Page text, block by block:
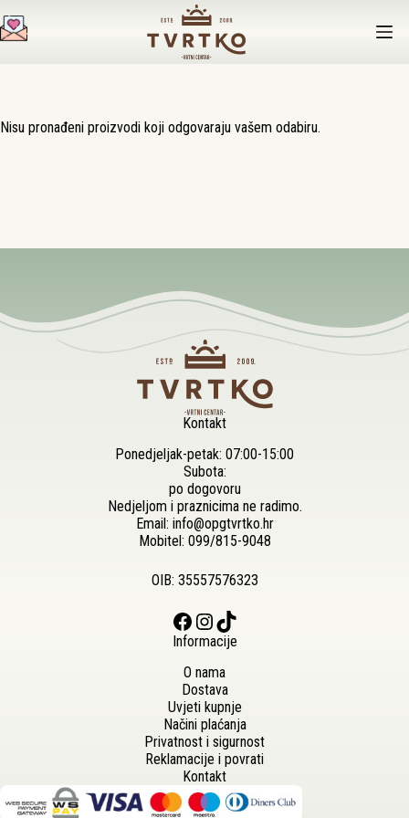
na
sadržaj
Nisu pronađeni proizvodi koji odgovaraju vašem odabiru.
Kontakt
Ponedjeljak-petak: 07:00-15:00
Subota:
po dogovoru
Nedjeljom i praznicima ne radimo.
Email: info@opgtvrtko.hr
Mobitel: 099/815-9048
OIB: 35557576323
Facebook Instagram TikTok
Informacije
O nama
Dostava
Uvjeti kupnje
Načini plaćanja
Privatnost i sigurnost
Reklamacije i povrati
Kontakt